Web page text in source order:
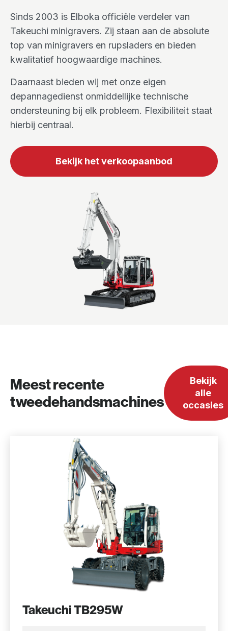
Sinds 2003 is Elboka officiële verdeler van
Takeuchi minigravers. Zij staan aan de absolute
top van minigravers en rupsladers en bieden
kwalitatief hoogwaardige machines.
Daarnaast bieden wij met onze eigen
depannagedienst onmiddellijke technische
ondersteuning bij elk probleem. Flexibiliteit staat
hierbij centraal.
Bekijk het verkoopaanbod
Meest recente
tweedehandsmachines
Bekijk
alle
occasies
Takeuchi TB295W